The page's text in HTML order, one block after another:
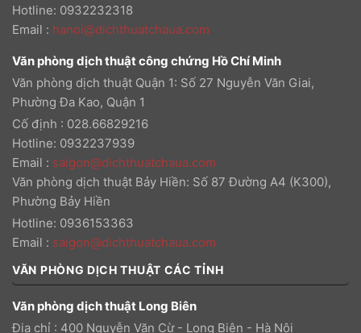
Hotline: 0932232318
Email : hanoi@dichthuatchaua.com
Văn phòng dịch thuật công chứng Hồ Chí Minh
Văn phòng dịch thuật Quận 1: Số 27 Nguyễn Văn Giai,
Phường Đa Kao, Quận 1
Cố định : 028.66829216
Hotline: 0932237939
Email : saigon@dichthuatchaua.com
Văn phòng dịch thuật Bảy Hiền: Số 87 Đường A4 (K300),
Phường Bảy Hiền
Hotline: 0936153363
Email : saigon@dichthuatchaua.com
VĂN PHÒNG DỊCH THUẬT CÁC TỈNH
Văn phòng dịch thuật Long Biên
Địa chỉ : 400 Nguyễn Văn Cừ - Long Biên - Hà Nội